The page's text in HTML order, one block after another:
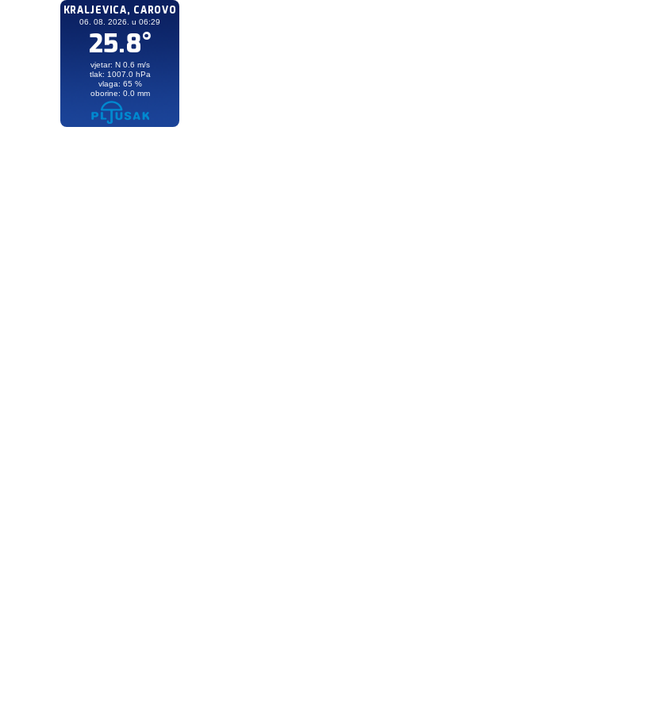
KRALJEVICA, CAROVO
06. 08. 2026. u 06:29
25.8°
vjetar: N 0.6 m/s
tlak: 1007.0 hPa
vlaga: 65 %
oborine: 0.0 mm